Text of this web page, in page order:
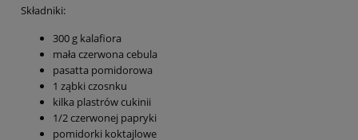
Składniki:
300 g kalafiora
mała czerwona cebula
pasatta pomidorowa
1 ząbki czosnku
kilka plastrów cukinii
1/2 czerwonej papryki
pomidorki koktajlowe